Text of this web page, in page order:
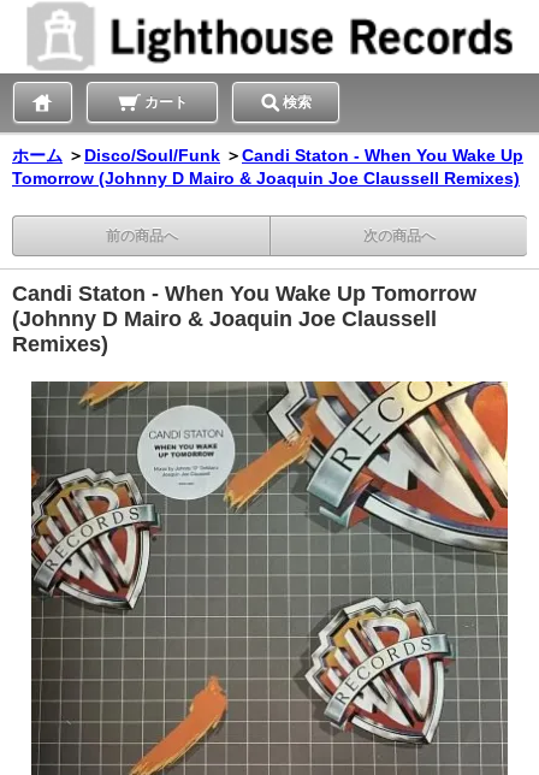
カート 検索
ホーム ＞ Disco/Soul/Funk ＞Candi Staton - When You Wake Up
Tomorrow (Johnny D Mairo & Joaquin Joe Claussell Remixes)
前の商品へ 次の商品へ
Candi Staton - When You Wake Up Tomorrow
(Johnny D Mairo & Joaquin Joe Claussell
Remixes)